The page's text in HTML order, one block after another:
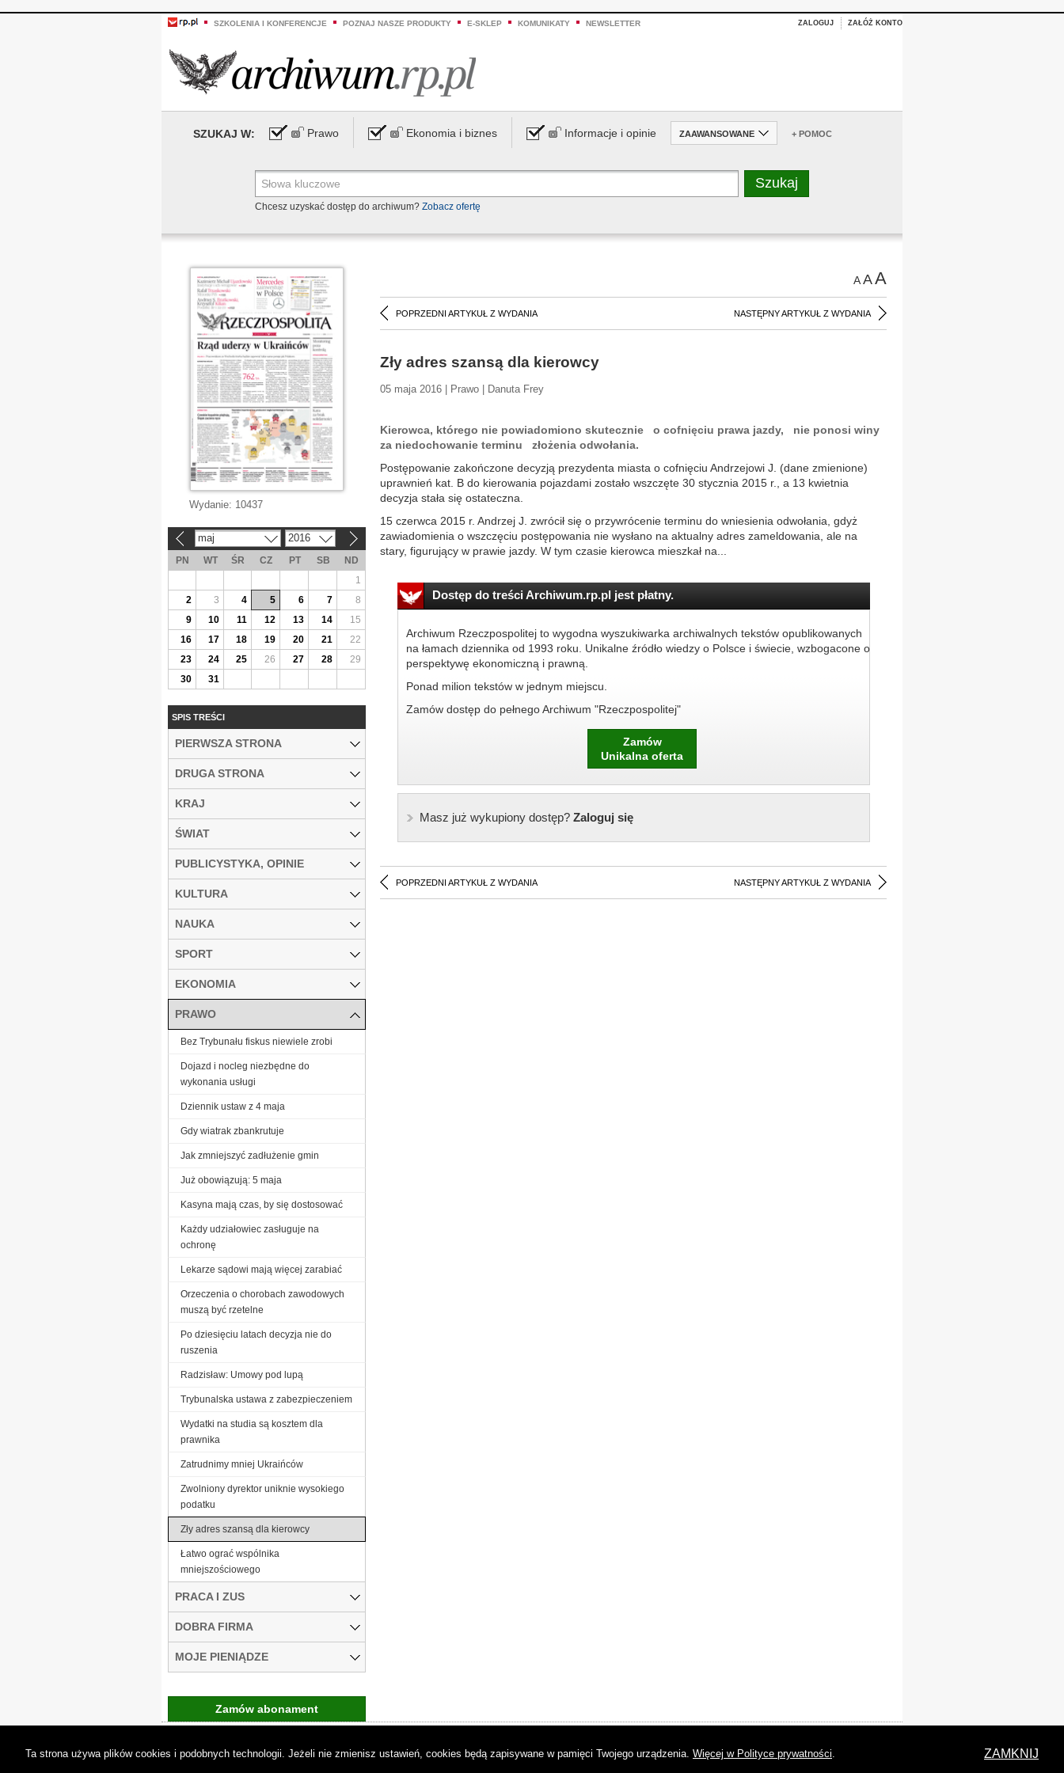
SZKOLENIA I KONFERENCJE POZNAJ NASZE PRODUKTY E-SKLEP KOMUNIKATY NEWSLETTER ZALOGUJ ZAŁÓŻ KONTO
SZUKAJ W: Prawo Ekonomia i biznes Informacje i opinie ZAAWANSOWANE + POMOC
Chcesz uzyskać dostęp do archiwum? Zobacz ofertę
AAA
POPRZEDNI ARTYKUŁ Z WYDANIA NASTĘPNY ARTYKUŁ Z WYDANIA
Zły adres szansą dla kierowcy
05 maja 2016 | Prawo | Danuta Frey
Kierowca, którego nie powiadomiono skutecznie o cofnięciu prawa jazdy, nie ponosi winy
za niedochowanie terminu złożenia odwołania.
Postępowanie zakończone decyzją prezydenta miasta o cofnięciu Andrzejowi J. (dane zmienione)
uprawnień kat. B do kierowania pojazdami zostało wszczęte 30 stycznia 2015 r., a 13 kwietnia
decyzja stała się ostateczna.
15 czerwca 2015 r. Andrzej J. zwrócił się o przywrócenie terminu do wniesienia odwołania, gdyż
zawiadomienia o wszczęciu postępowania nie wysłano na aktualny adres zameldowania, ale na
stary, figurujący w prawie jazdy. W tym czasie kierowca mieszkał na...
Dostęp do treści Archiwum.rp.pl jest płatny.
Archiwum Rzeczpospolitej to wygodna wyszukiwarka archiwalnych tekstów opublikowanych
na łamach dziennika od 1993 roku. Unikalne źródło wiedzy o Polsce i świecie, wzbogacone o
perspektywę ekonomiczną i prawną.
Ponad milion tekstów w jednym miejscu.
Zamów dostęp do pełnego Archiwum "Rzeczpospolitej"
Zamów
Unikalna oferta
Masz już wykupiony dostęp?Zaloguj się
POPRZEDNI ARTYKUŁ Z WYDANIA NASTĘPNY ARTYKUŁ Z WYDANIA
Wydanie: 10437
maj 2016
PN WT ŚR CZ PT SB
ND
1
2
3 4 5 6 7
8
9
10 11 12 13 14
15
16
17 18 19 20 21
22
23
24 25 26 27 28
29
30
31
SPIS TREŚCI
PIERWSZA STRONA
DRUGA STRONA
KRAJ
ŚWIAT
PUBLICYSTYKA, OPINIE
KULTURA
NAUKA
SPORT
EKONOMIA
PRAWO
Bez Trybunału fiskus niewiele zrobi
Dojazd i nocleg niezbędne do
wykonania usługi
Dziennik ustaw z 4 maja
Gdy wiatrak zbankrutuje
Jak zmniejszyć zadłużenie gmin
Już obowiązują: 5 maja
Kasyna mają czas, by się dostosować
Każdy udziałowiec zasługuje na
ochronę
Lekarze sądowi mają więcej zarabiać
Orzeczenia o chorobach zawodowych
muszą być rzetelne
Po dziesięciu latach decyzja nie do
ruszenia
Radzisław: Umowy pod lupą
Trybunalska ustawa z zabezpieczeniem
Wydatki na studia są kosztem dla
prawnika
Zatrudnimy mniej Ukraińców
Zwolniony dyrektor uniknie wysokiego
podatku
Zły adres szansą dla kierowcy
Łatwo ograć wspólnika
mniejszościowego
PRACA I ZUS
DOBRA FIRMA
MOJE PIENIĄDZE
Zamów abonament
Ta strona używa plików cookies i podobnych technologii. Jeżeli nie zmienisz ustawień, cookies będą zapisywane w pamięci Twojego urządzenia. Więcej w Polityce prywatności. ZAMKNIJ